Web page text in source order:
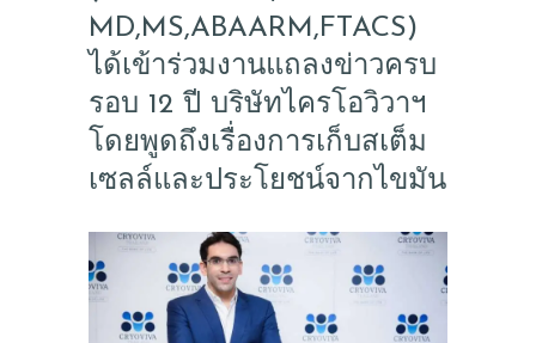
PRE & POST CAUTIONS
CONSULT & RESERVATION
MD,MS,ABAARM,FTACS)
ได้เข้าร่วมงานแถลงข่าวครบ
รอบ 12 ปี บริษัทไครโอวิวาฯ
โดยพูดถึงเรื่องการเก็บสเต็ม
เซลล์และประโยชน์จากไขมัน